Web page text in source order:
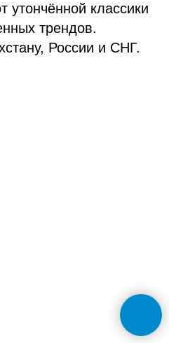
утончённой классики
трендов.
России и СНГ.